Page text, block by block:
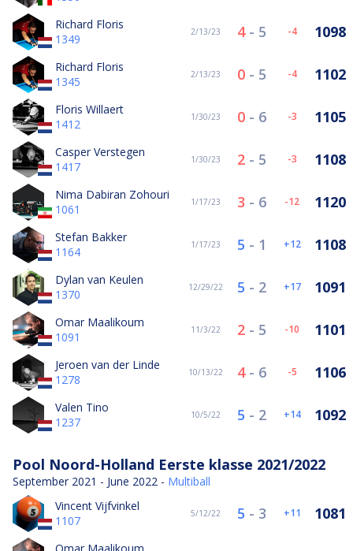
Richard Floris
1349
2/13/23 4- 5 -4 1098
Richard Floris
1345
2/13/23 0 - 5 -4 1102
Floris Willaert
1412
1/30/23 0 - 6 -3 1105
Casper Verstegen
1417
1/30/23 2 - 5 -3 1108
Nima Dabiran Zohouri
1061
1/17/23 3 - 6 -12 1120
Stefan Bakker
1164
1/17/23 5 - 1 12 1108
Dylan van Keulen
1370
12/29/22 5 - 2 17 1091
Omar Maalikoum
1091
11/3/22 2 - 5 -10 1101
Jeroen van der Linde
1278
10/13/22 4- 6 -5 1106
Valen Tino
1237
10/5/22 5 - 2 14 1092
Pool Noord-Holland Eerste klasse 2021/2022
September 2021 - June 2022 - Multiball
Vincent Vijfvinkel
1107
5/12/22 5 - 3 11 1081